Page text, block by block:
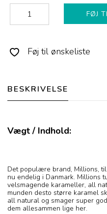
FØJ
Føj til ønskeliste
BESKRIVELSE
Vægt / Indhold:
Det populære brand, Millions,
nu endelig i Danmark. Millions
velsmagende karameller, all
munden desto større karamel
all natural og smager super
dem allesammen lige her.